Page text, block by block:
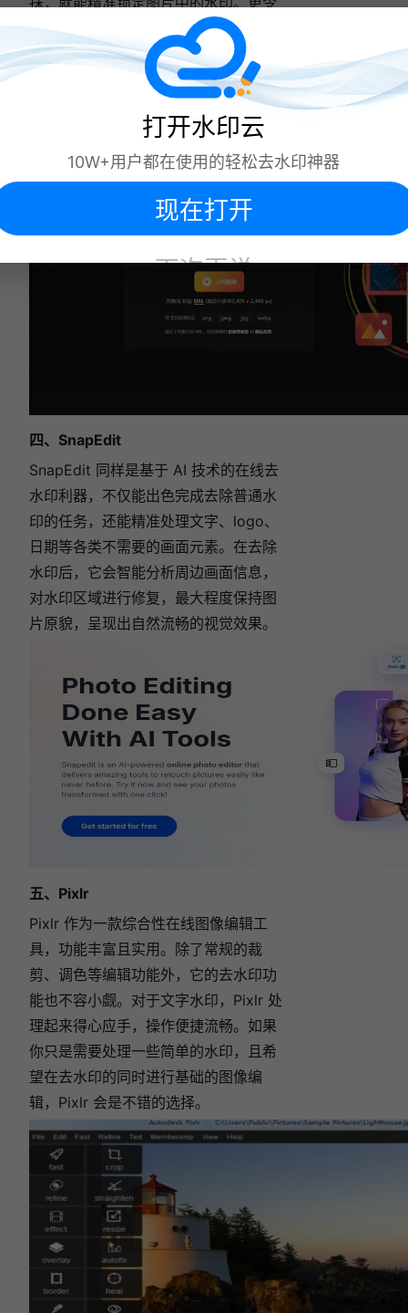
人惊喜的是，该网站支持批量上传与处
理，大大节省时间成本，让你从繁琐的
去水印工作中解脱出来，高效完成任
四、SnapEdit
SnapEdit 同样是基于 AI 技术的在线去
水印利器，不仅能出色完成去除普通水
印的任务，还能精准处理文字、logo、
日期等各类不需要的画面元素。在去除
水印后，它会智能分析周边画面信息，
对水印区域进行修复，最大程度保持图
片原貌，呈现出自然流畅的视觉效果。
五、Pixlr
Pixlr 作为一款综合性在线图像编辑工
具，功能丰富且实用。除了常规的裁
剪、调色等编辑功能外，它的去水印功
能也不容小觑。对于文字水印，Pixlr 处
理起来得心应手，操作便捷流畅。如果
你只是需要处理一些简单的水印，且希
望在去水印的同时进行基础的图像编
辑，Pixlr 会是不错的选择。
打开水印云
10W+用户都在使用的轻松去水印神器
现在打开
下次再说